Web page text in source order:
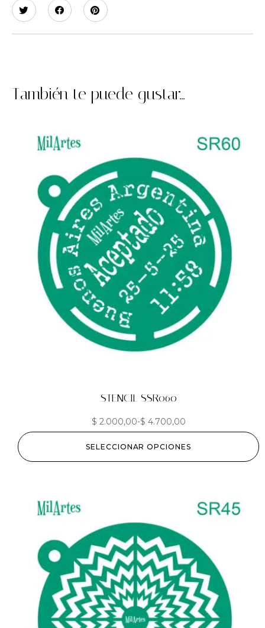
También te puede gustar...
STENCIL SSR060
$ 2.000,00-$ 4.700,00
SELECCIONAR OPCIONES